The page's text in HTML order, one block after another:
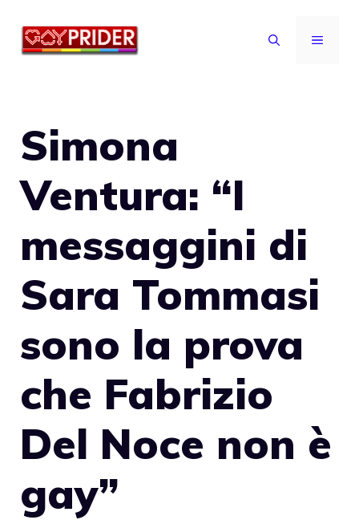
MENU
Simona
Ventura: “I
messaggini di
Sara Tommasi
sono la prova
che Fabrizio
Del Noce non è
gay”